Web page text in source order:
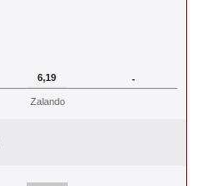
6,19 -
Zalando